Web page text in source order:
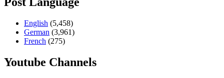
English (5,458)
German (3,961)
French (275)
Youtube Channels